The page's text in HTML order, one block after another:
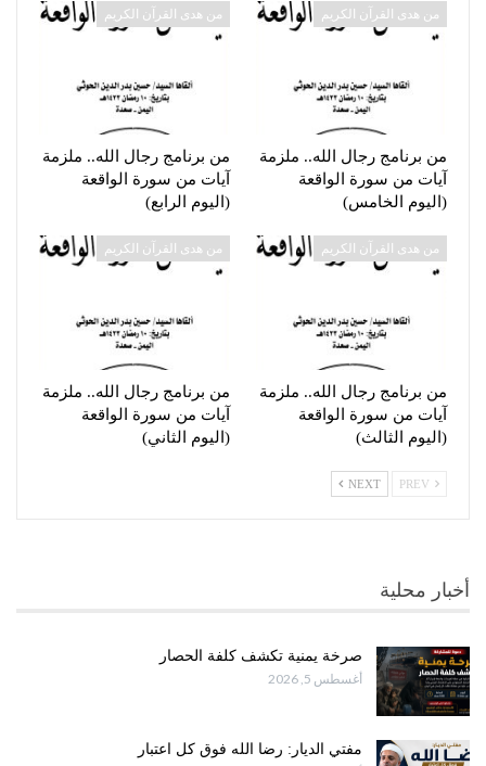
من هدى القرآن الكريم
من برنامج رجال الله.. ملزمة
آيات من سورة الواقعة
(اليوم الخامس)
من هدى القرآن الكريم
من برنامج رجال الله.. ملزمة
آيات من سورة الواقعة
(اليوم الرابع)
من هدى القرآن الكريم
من برنامج رجال الله.. ملزمة
آيات من سورة الواقعة
(اليوم الثالث)
من هدى القرآن الكريم
من برنامج رجال الله.. ملزمة
آيات من سورة الواقعة
(اليوم الثاني)
NEXT
أخبار محلية
صرخة يمنية تكشف كلفة الحصار
أغسطس 5, 2026
مفتي الديار: رضا الله فوق كل اعتبار